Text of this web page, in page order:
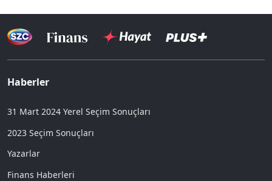
Haberler
31 Mart 2024 Yerel Seçim Sonuçları
2023 Seçim Sonuçları
Yazarlar
Finans Haberleri